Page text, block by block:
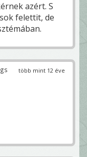
azért. S
felettit, de
több mint 12 éve